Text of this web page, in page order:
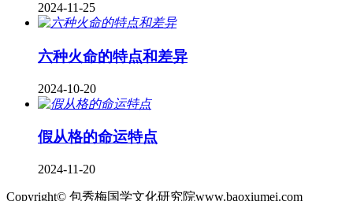
2024-11-25
六种火命的特点和差异
2024-10-20
假从格的命运特点
2024-11-20
Copyright© 包秀梅国学文化研究院www.baoxiumei.com